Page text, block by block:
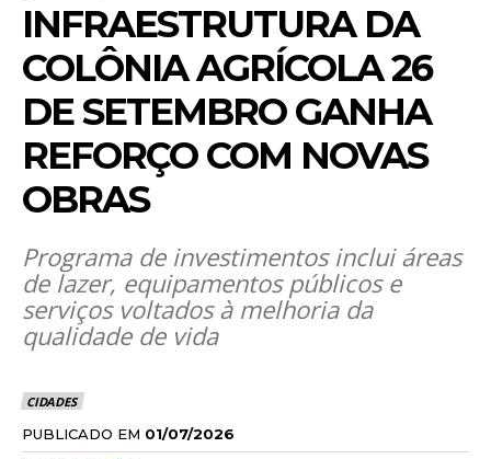
INFRAESTRUTURA DA
COLÔNIA AGRÍCOLA 26
DE SETEMBRO GANHA
REFORÇO COM NOVAS
OBRAS
Programa de investimentos inclui áreas
de lazer, equipamentos públicos e
serviços voltados à melhoria da
qualidade de vida
CIDADES
PUBLICADO EM 01/07/2026